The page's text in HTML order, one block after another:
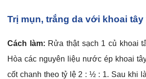
Trị mụn, trắng da với khoai
Cách làm: Rửa thật sạch 1 củ khoai
Hòa các nguyên liệu nước ép khoai
cốt chanh theo tỷ lệ 2 : ½ : 1. Sau khi